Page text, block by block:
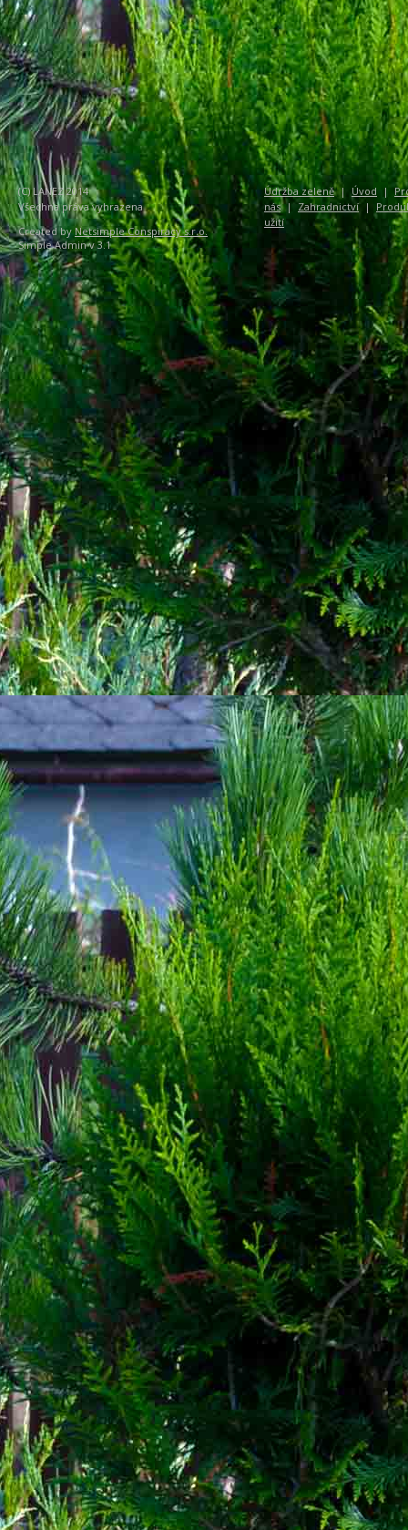
(C) LANEZ 2014
Všechna práva vyhrazena
Created by Netsimple Conspiracy s.r.o.
Simple Admin v 3.1
Údržba zeleně|Úvod |
nás| Zahradnictví|
užití